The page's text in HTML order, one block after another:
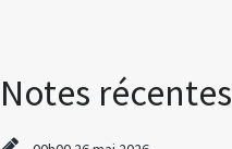
Notes récentes